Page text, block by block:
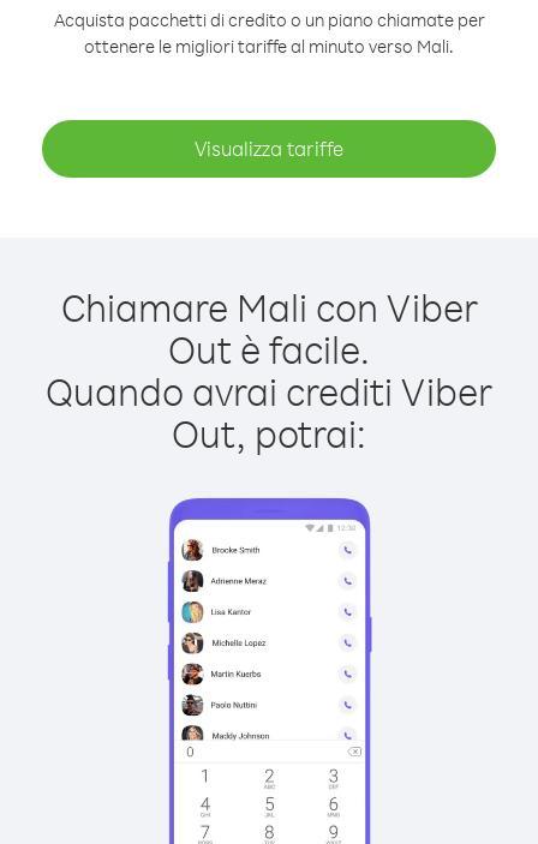
Acquista pacchetti di credito o un piano chiamate per
ottenere le migliori tariffe al minuto verso Mali.
Visualizza tariffe
Chiamare Mali con Viber
Out è facile.
Quando avrai crediti Viber
Out, potrai: